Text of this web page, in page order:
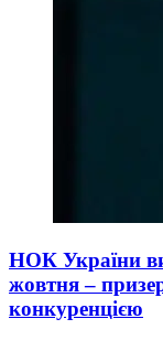
НОК України
жовтня –
конкуренцією